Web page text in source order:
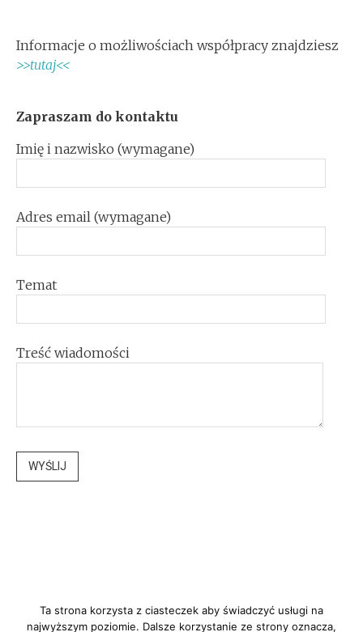
Informacje o możliwościach współpracy znajdziesz
>>tutaj<<
Zapraszam do kontaktu
Imię i nazwisko (wymagane)
Adres email (wymagane)
Temat
Treść wiadomości
Ta strona korzysta z ciasteczek aby świadczyć usługi na
najwyższym poziomie. Dalsze korzystanie ze strony oznacza,